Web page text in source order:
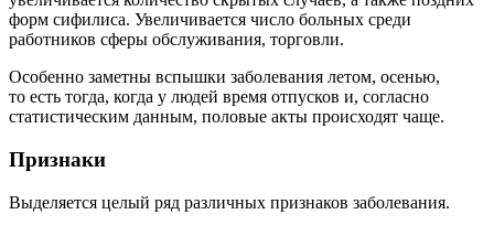
форм сифилиса. Увеличивается число больных среди
работников сферы обслуживания, торговли.
Особенно заметны вспышки заболевания летом, осенью,
то есть тогда, когда у людей время отпусков и, согласно
статистическим данным, половые акты происходят чаще.
Признаки
Выделяется целый ряд различных признаков заболевания.